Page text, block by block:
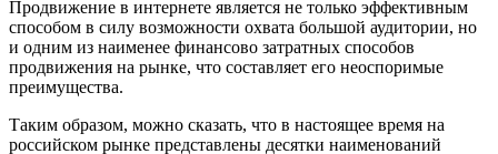
Продвижение в интернете является не только эффективным
способом в силу возможности охвата большой аудитории, но
и одним из наименее финансово затратных способов
продвижения на рынке, что составляет его неоспоримые
преимущества.
Таким образом, можно сказать, что в настоящее время на
российском рынке представлены десятки наименований